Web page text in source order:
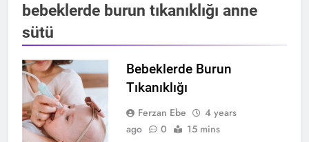
bebeklerde burun tıkanıklığı anne
sütü
Bebeklerde Burun
Tıkanıklığı
Ferzan Ebe
4 years
ago
0 15 mins